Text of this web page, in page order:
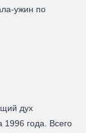
ужин по
дух
1996 года. Всего